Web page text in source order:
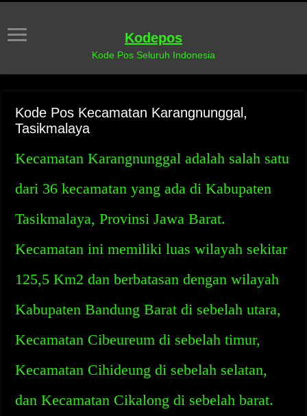
Kodepos
Kode Pos Seluruh Indonesia
Kode Pos Kecamatan Karangnunggal,
Tasikmalaya
Kecamatan Karangnunggal adalah salah satu
dari 36 kecamatan yang ada di Kabupaten
Tasikmalaya, Provinsi Jawa Barat.
Kecamatan ini memiliki luas wilayah sekitar
125,5 Km2 dan berbatasan dengan wilayah
Kabupaten Bandung Barat di sebelah utara,
Kecamatan Cibeureum di sebelah timur,
Kecamatan Cihideung di sebelah selatan,
dan Kecamatan Cikalong di sebelah barat.